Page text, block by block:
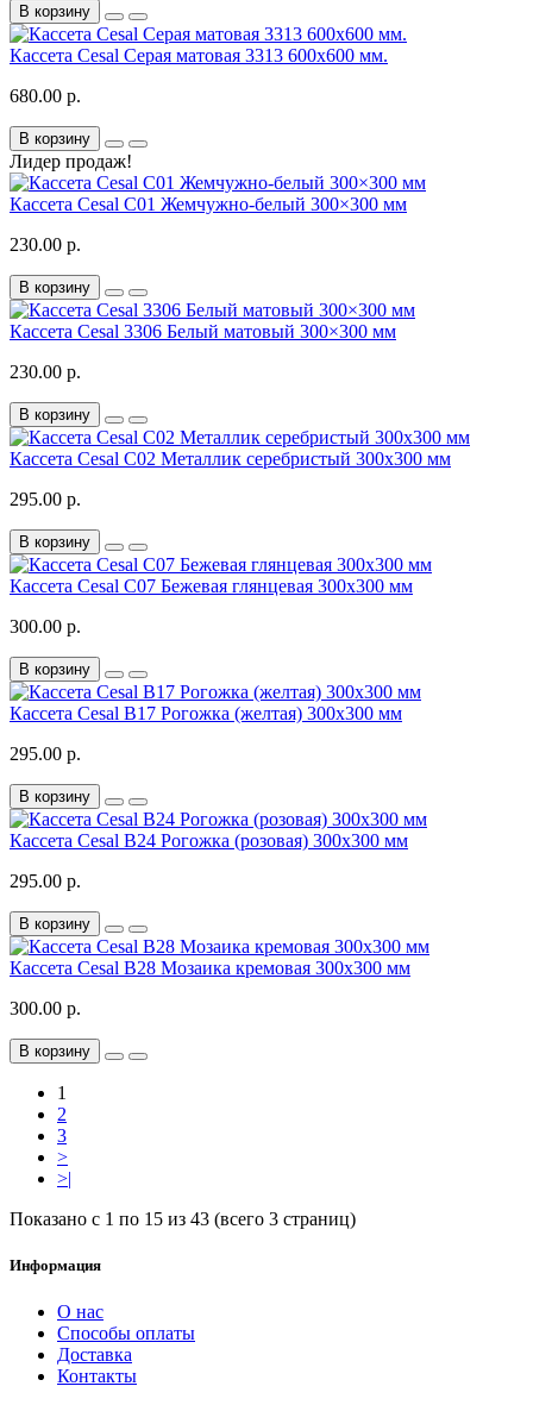
В корзину
Кассета Cesal Серая матовая 3313 600x600 мм.
680.00 р.
В корзину
Лидер продаж!
Кассета Cesal C01 Жемчужно-белый 300×300 мм
230.00 р.
В корзину
Кассета Cesal 3306 Белый матовый 300×300 мм
230.00 р.
В корзину
Кассета Cesal C02 Металлик серебристый 300x300 мм
295.00 р.
В корзину
Кассета Cesal С07 Бежевая глянцевая 300x300 мм
300.00 р.
В корзину
Кассета Cesal B17 Рогожка (желтая) 300x300 мм
295.00 р.
В корзину
Кассета Cesal B24 Рогожка (розовая) 300x300 мм
295.00 р.
В корзину
Кассета Cesal B28 Мозаика кремовая 300x300 мм
300.00 р.
В корзину
1
2
3
>
>|
Показано с 1 по 15 из 43 (всего 3 страниц)
Информация
О нас
Способы оплаты
Доставка
Контакты